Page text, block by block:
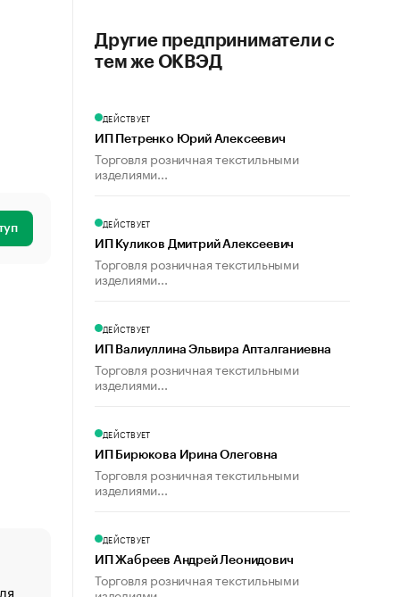
«От спорта тело стареет иначе». Как живет глава
Другие предприниматели с
тем же ОКВЭД
ДЕЙСТВУЕТ
ИП Петренко Юрий Алексеевич
Торговля розничная текстильными
изделиями...
ДЕЙСТВУЕТ
ИП Куликов Дмитрий Алексеевич
Торговля розничная текстильными
изделиями...
ДЕЙСТВУЕТ
ИП Валиуллина Эльвира Апталганиевна
Торговля розничная текстильными
изделиями...
ДЕЙСТВУЕТ
ИП Бирюкова Ирина Олеговна
Торговля розничная текстильными
изделиями...
ДЕЙСТВУЕТ
ИП Жабреев Андрей Леонидович
Торговля розничная текстильными